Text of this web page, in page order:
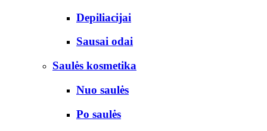
Depiliacijai
Sausai odai
Saulės kosmetika
Nuo saulės
Po saulės